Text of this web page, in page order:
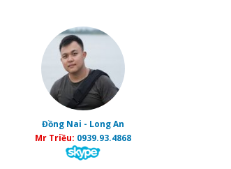
Đồng Nai - Long An
Mr Triều: 0939.93.4868